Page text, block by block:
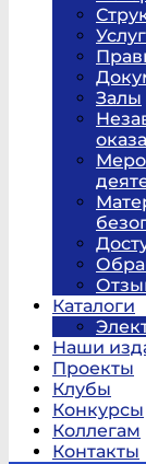
Залы
Каталоги
Наши
Проекты
Клубы
Конкурсы
Коллегам
Контакты